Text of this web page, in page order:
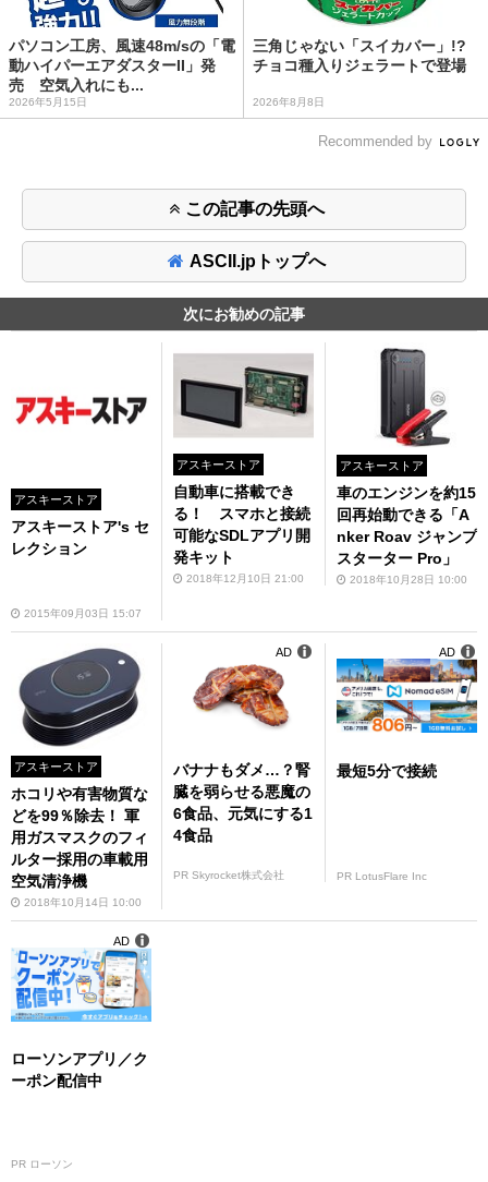
パソコン工房、風速48m/sの「電
動ハイパーエアダスターII」発
売 空気入れにも...
2026年5月15日
三角じゃない「スイカバー」!?
チョコ種入りジェラートで登場
2026年8月8日
Recommended by
この記事の先頭へ
ASCII.jpトップへ
次にお勧めの記事
アスキーストア
アスキーストア's セ
レクション
2015年09月03日 15:07
アスキーストア
自動車に搭載でき
る！ スマホと接続
可能なSDLアプリ開
発キット
2018年12月10日 21:00
アスキーストア
車のエンジンを約15
回再始動できる「A
nker Roav ジャンプ
スターター Pro」
2018年10月28日 10:00
アスキーストア
ホコリや有害物質な
どを99％除去！ 軍
用ガスマスクのフィ
ルター採用の車載用
空気清浄機
2018年10月14日 10:00
バナナもダメ…？腎
臓を弱らせる悪魔の
6食品、元気にする1
4食品
PR Skyrocket株式会社
AD
最短5分で接続
PR LotusFlare Inc
AD
ローソンアプリ／ク
ーポン配信中
PR ローソン
AD